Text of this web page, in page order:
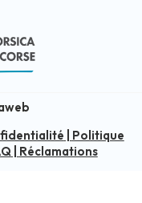
Politique
Réclamations